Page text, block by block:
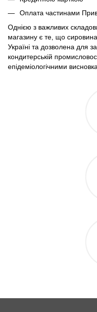
Оплата частинами
Однією з важливих
магазину є те, що
Україні та дозволена для
кондитерській
епідеміологічними